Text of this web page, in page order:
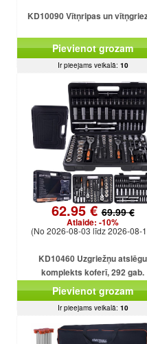
KD10090 Vītņripas un
Pievienot grozam
Ir pieejams veikalā: 10
62.95 €69.99 €
Atlaide: -10%
(No 2026-08-03 līdz 2026-08-
KD10460 Uzgriežņu atslēgu
komplekts koferī, 292 gab.
Pievienot grozam
Ir pieejams veikalā: 10